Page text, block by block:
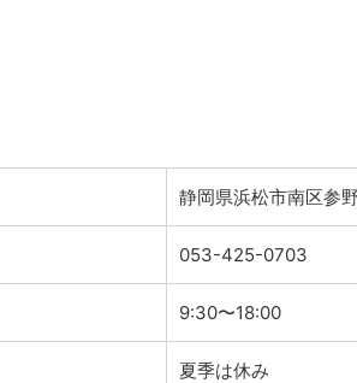
静岡県浜松市南区参
053-425-0703
9:30〜18:00
夏季は休み